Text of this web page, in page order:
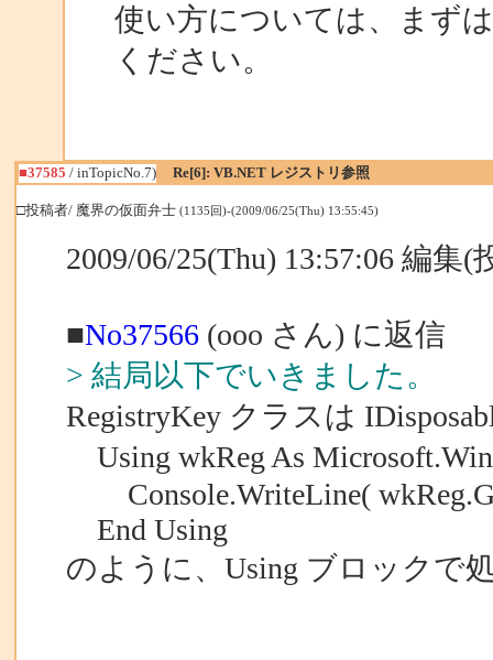
使い方については、まず
ください。
■37585 / inTopicNo.7) Re[6]: VB.NET レジストリ参照
□投稿者/ 魔界の仮面弁士 (1135回)-(2009/06/25(Thu) 13:55:45)
2009/06/25(Thu) 13:57:06 編集(
■No37566(ooo さん) に返信
> 結局以下でいきました。
RegistryKey クラスは
Using wkReg As
Console.WriteLine(
End Using
のように、Using ブロックで